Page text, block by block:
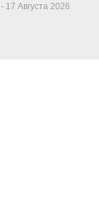
17 Августа 2026